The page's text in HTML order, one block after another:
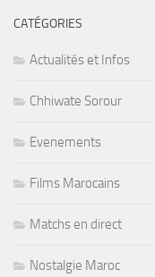
CATÉGORIES
Actualités et Infos
Chhiwate Sorour
Evenements
Films Marocains
Matchs en direct
Nostalgie Maroc